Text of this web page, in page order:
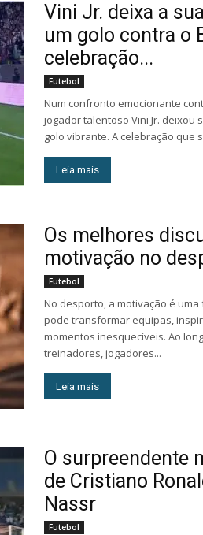
Vini Jr. deixa a
um golo contra o
celebração...
Futebol
Num confronto emocionante
jogador talentoso Vini Jr. deixou
golo vibrante. A celebração que
Leia mais
Os melhores
motivação no
Futebol
No desporto, a motivação é
pode transformar equipas,
momentos inesquecíveis. Ao
treinadores, jogadores...
Leia mais
O surpreendente
de Cristiano
Nassr
Futebol